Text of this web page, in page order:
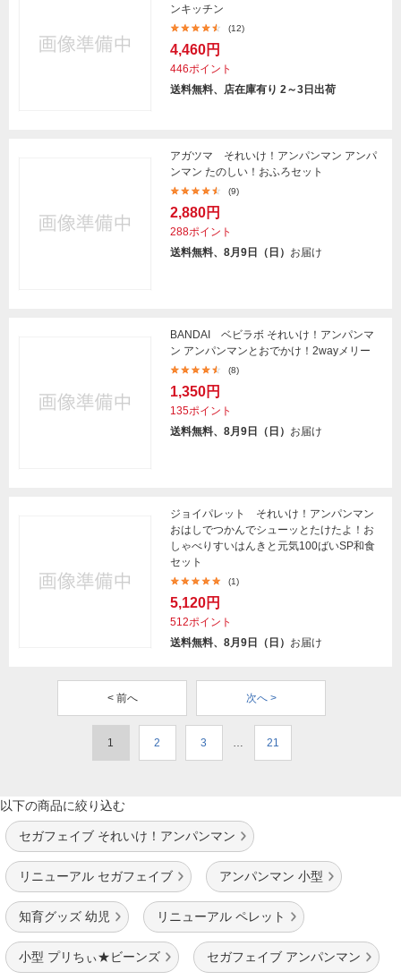
ンキッチン
(12)
4,460円
446ポイント
送料無料、店在庫有り 2～3日出荷
アガツマ それいけ！アンパンマン アンパ
ンマン たのしい！おふろセット
(9)
2,880円
288ポイント
送料無料、8月9日（日） お届け
BANDAI ベビラボ それいけ！アンパンマ
ン アンパンマンとおでかけ！2wayメリー
(8)
1,350円
135ポイント
送料無料、8月9日（日） お届け
ジョイパレット それいけ！アンパンマン
おはしでつかんでシューッとたけたよ！お
しゃべりすいはんきと元気100ばいSP和食
セット
(1)
5,120円
512ポイント
送料無料、8月9日（日） お届け
< 前へ 次へ >
1 2 3 … 21
以下の商品に絞り込む
セガフェイブ それいけ！アンパンマン
リニューアル セガフェイブ アンパンマン 小型
知育グッズ 幼児 リニューアル ペレット
小型 プリちぃ★ビーンズ セガフェイブ アンパンマン